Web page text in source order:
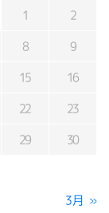
1 2
8 9
15 16
22 23
29 30
3月 »